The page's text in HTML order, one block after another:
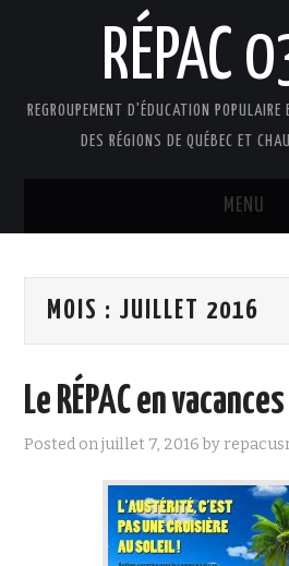
RÉPAC
REGROUPEMENT D'ÉDUCATION
DES RÉGIONS DE QUÉBEC ET
MENU
PRÉSENTATION
L’ÉDUCATION POPULAIRE AUTONOME
FAIRE UN DON !
NOUS JOINDRE
MOIS : JUILLET 2016
Le RÉPAC en
Posted onjuillet 7, 2016 by